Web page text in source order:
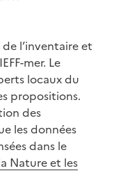
l’inventaire et
mer. Le
locaux du
propositions.
des
les données
dans le
Nature et les